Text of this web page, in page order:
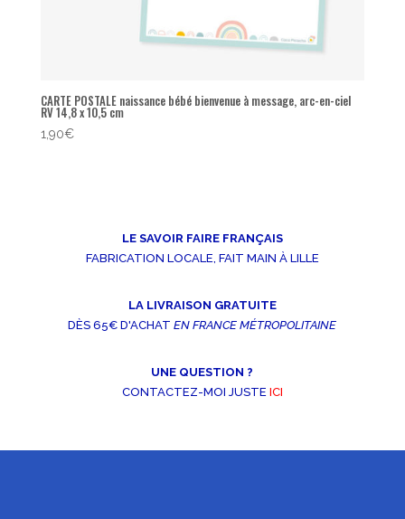
CARTE POSTALE naissance bébé bienvenue à message, arc-en-ciel
RV 14,8 x 10,5 cm
1,90€
LE SAVOIR FAIRE FRANÇAIS
FABRICATION LOCALE, FAIT MAIN À LILLE
LA LIVRAISON GRATUITE
DÈS 65€ D'ACHATEN FRANCE MÉTROPOLITAINE
UNE QUESTION ?
CONTACTEZ-MOI JUSTE ICI